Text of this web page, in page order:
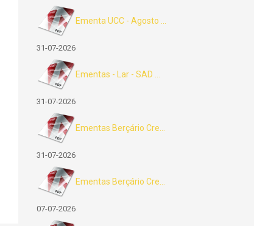
Ementa UCC - Agosto ...
31-07-2026
Ementas - Lar - SAD ...
31-07-2026
Ementas Berçário Cre...
31-07-2026
Ementas Berçário Cre...
07-07-2026